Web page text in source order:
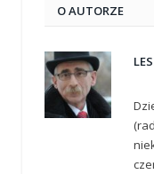
O AUTORZE